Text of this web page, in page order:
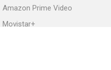
Amazon Prime Video
Movistar+